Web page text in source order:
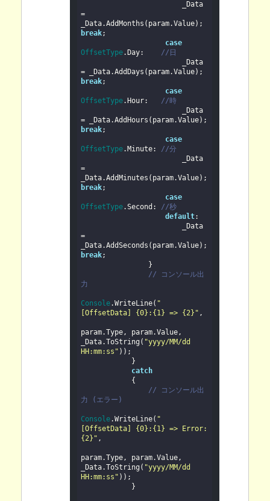
=
break;
case
OffsetType.Day:
//日
break;
case
OffsetType.Hour:
//時
break;
case
OffsetType.Minute:
//分
=
break;
case
OffsetType.Second:
//秒
default:
=
break;
// コンソール出
力
Console.WriteLine( "
[OffsetData] {0}:{1} => {2}" ,
param.Type, param.Value,
_Data.ToString( "yyyy/MM/dd
HH:mm:ss" ));
catch
// コンソール出
力 (エラー)
Console.WriteLine( "
[OffsetData] {0}:{1} => Error:
{2}" ,
param.Type, param.Value,
_Data.ToString( "yyyy/MM/dd
HH:mm:ss" ));